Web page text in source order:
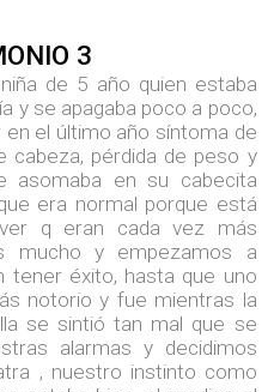
3
de 5 año quien estaba
y se apagaba poco a poco,
el último año síntoma de
cabeza, pérdida de peso y
asomaba en su cabecita
era normal porque está
q eran cada vez más
mucho y empezamos a
tener éxito, hasta que uno
notorio y fue mientras la
se sintió tan mal que se
alarmas y decidimos
, nuestro instinto como